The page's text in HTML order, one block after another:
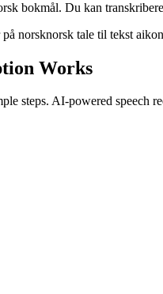
bokmål. Du kan
på norsknorsk tale til tekst ai
Works
steps. AI-powered speech